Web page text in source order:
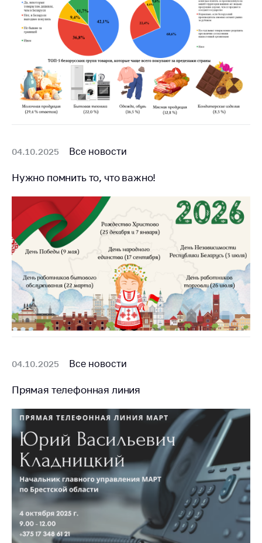
Предостережения и
предупреждения
Общественное
обсуждение
проектов
Маркировка
товаров
Рекомендации по
распространения
субъектов торговли,
общественного
питания, бытового
обслуживания
Обучение по
вопросам
антимонопольного
регулирования и
конкурентной
политики
04.10.2025 Все новости
Нужно помнить то, что важно!
04.10.2025 Все новости
Прямая телефонная линия